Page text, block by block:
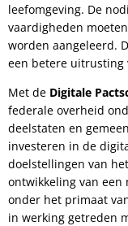
leefomgeving. De
vaardigheden
worden aangeleerd.
een betere uitrusting
Met de Digitale
federale overheid
deelstaten en
investeren in de
doelstellingen van
ontwikkeling van
onder het primaat
in werking getreden